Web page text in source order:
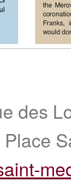
des
Place